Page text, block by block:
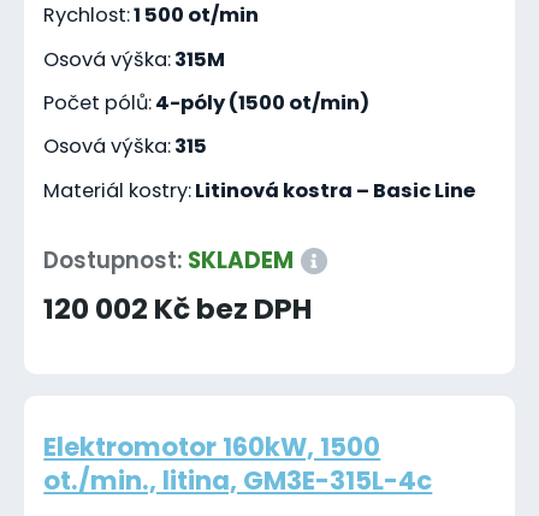
Rychlost:1 500 ot/min
Osová výška:315M
Počet pólů:4-póly (1500 ot/min)
Osová výška:315
Materiál kostry:Litinová kostra – Basic Line
Dostupnost: SKLADEM
120 002 Kč bez DPH
Elektromotor 160kW, 1500
ot./min., litina, GM3E-315L-4c